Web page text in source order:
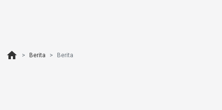
home Berita Berita